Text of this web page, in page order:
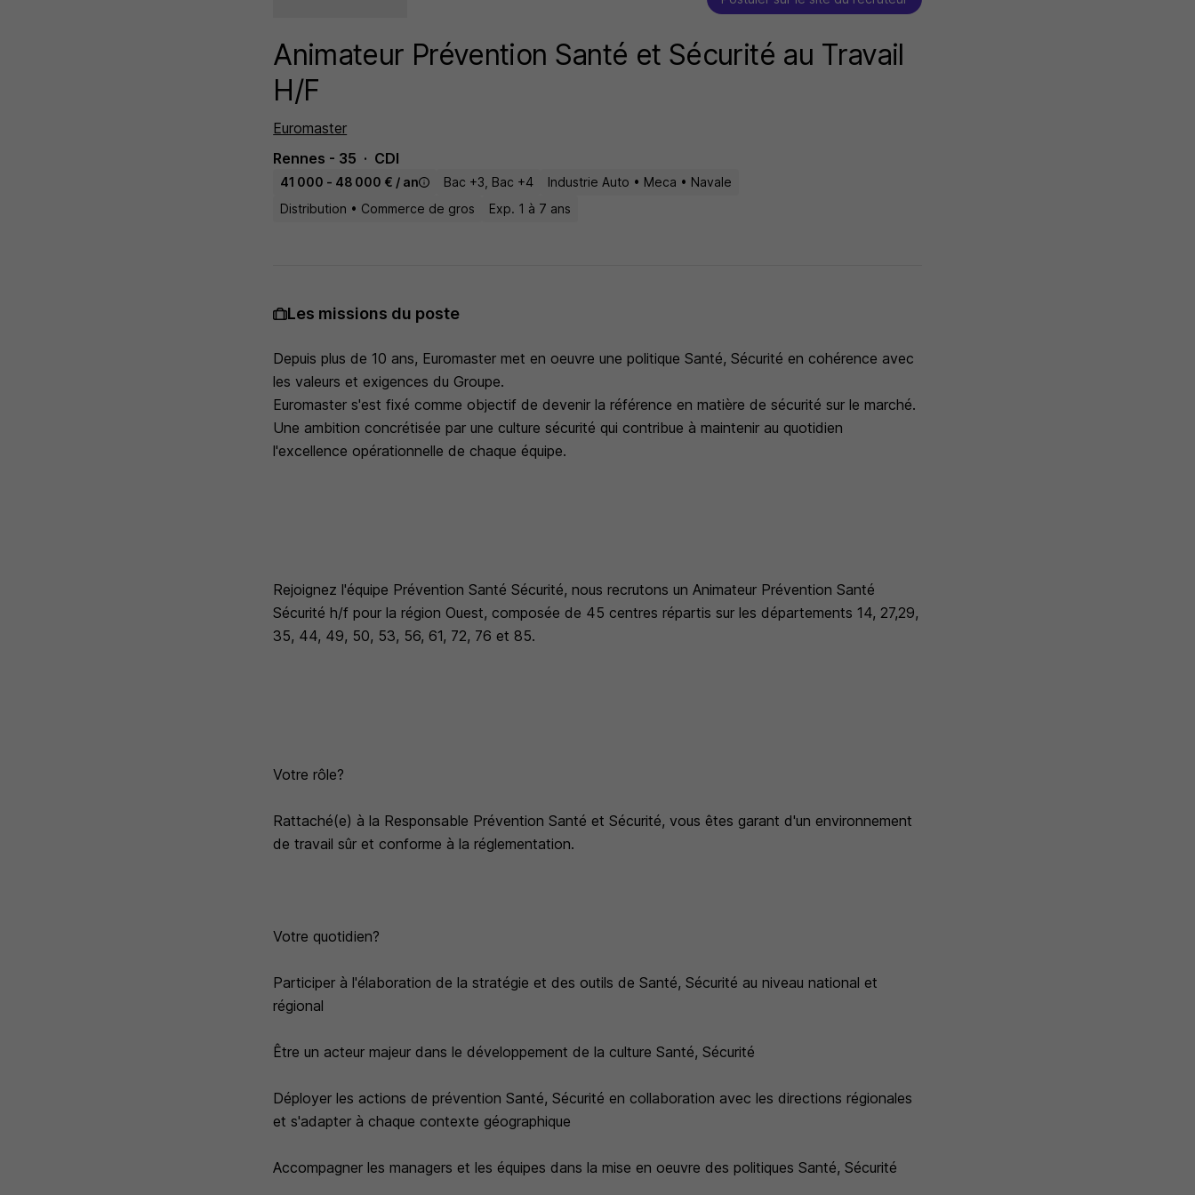
Animateur Prévention Santé et Sécurité au Travail
H/F
Euromaster
Rennes - 35
CDI
41 000 - 48 000 € / an Bac +3, Bac +4
Industrie Auto • Meca • Navale
Distribution • Commerce de gros
Exp. 1 à 7 ans
Les missions du poste
Depuis plus de 10 ans, Euromaster met en oeuvre une politique Santé, Sécurité en cohérence avec
les valeurs et exigences du Groupe.
Euromaster s'est fixé comme objectif de devenir la référence en matière de sécurité sur le marché.
Une ambition concrétisée par une culture sécurité qui contribue à maintenir au quotidien
l'excellence opérationnelle de chaque équipe.
Rejoignez l'équipe Prévention Santé Sécurité, nous recrutons un Animateur Prévention Santé
Sécurité h/f pour la région Ouest, composée de 45 centres répartis sur les départements 14, 27,29,
35, 44, 49, 50, 53, 56, 61, 72, 76 et 85.
Votre rôle?
Rattaché(e) à la Responsable Prévention Santé et Sécurité, vous êtes garant d'un environnement
de travail sûr et conforme à la réglementation.
Votre quotidien?
Participer à l'élaboration de la stratégie et des outils de Santé, Sécurité au niveau national et
régional
Être un acteur majeur dans le développement de la culture Santé, Sécurité
Déployer les actions de prévention Santé, Sécurité en collaboration avec les directions régionales
et s'adapter à chaque contexte géographique
Accompagner les managers et les équipes dans la mise en oeuvre des politiques Santé, Sécurité